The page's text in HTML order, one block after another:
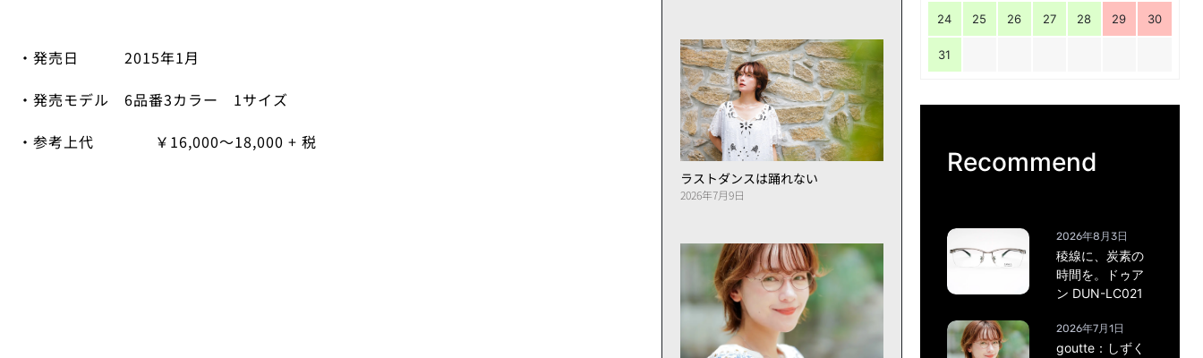
・発売日 2015年1月
・発売モデル 6品番3カラー 1サイズ
・参考上代 ￥ 16,000～18,000 + 税
ラストダンスは踊れない
2026年7月9日
24 25 26 27 28 29 30
31
Recommend
2026年8月3日
稜線に、炭素の
時間を。ドゥア
ン DUN-LC021
2026年7月1日
goutte：しずく